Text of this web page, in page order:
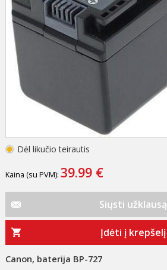
Dėl likučio teirautis
Kaina (su PVM): 39.99 €
Siųsti užklausą
Įdėti į krepšelį
Canon, baterija BP-727